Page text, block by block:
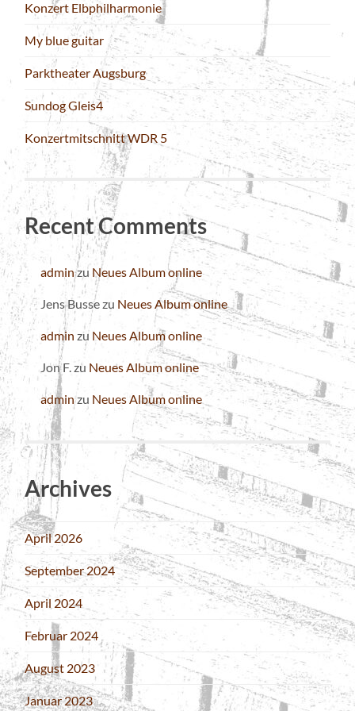
Konzert Elbphilharmonie
My blue guitar
Parktheater Augsburg
Sundog Gleis4
Konzertmitschnitt WDR 5
Recent Comments
adminzu Neues Album online
Jens Bussezu Neues Album online
admin zu Neues Album online
Jon F.zu Neues Album online
adminzu Neues Album online
Archives
April 2026
September 2024
April 2024
Februar 2024
August 2023
Januar 2023